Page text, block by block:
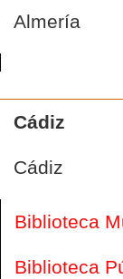
Almería
Cádiz
Cádiz
Biblioteca
Biblioteca